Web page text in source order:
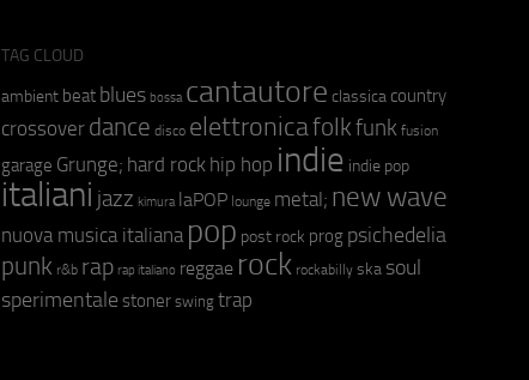
TAG CLOUD
ambient beat blues bossa cantautore classica country
crossover dance disco elettronicafolkfunk fusion
garage Grunge; hard rock hip hop indie indie pop
italiani jazz kimura laPOP lounge metal; new wave
nuova musica italiana pop post rock prog psichedelia
punk r&b rap rap italiano reggae rock rockabilly ska soul
sperimentale stoner swing trap